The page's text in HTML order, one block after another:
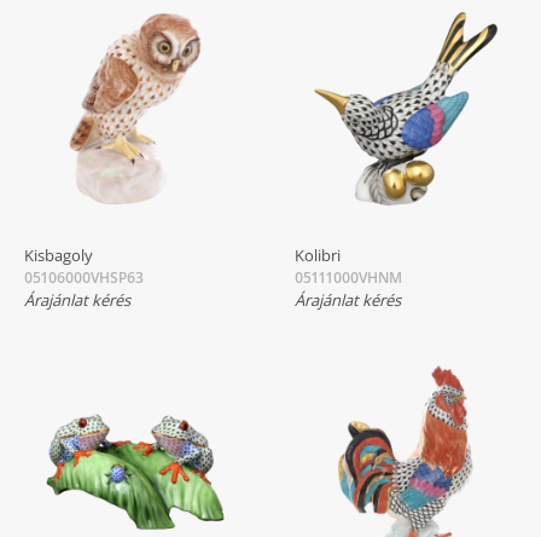
Kisbagoly
05106000VHSP63
Árajánlat kérés
Kolibri
05111000VHNM
Árajánlat kérés